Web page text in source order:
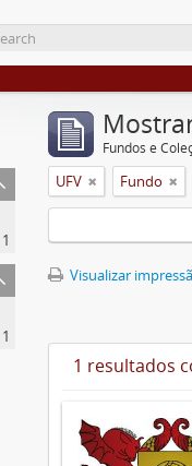
1
1
Fundos e
UFV Fundo
Visualizar
1 resultados